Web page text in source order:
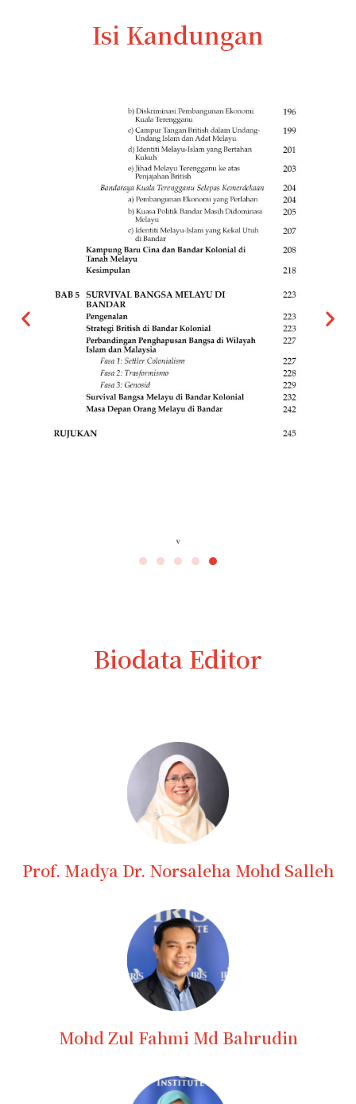
Isi Kandungan
Biodata Editor
Prof. Madya Dr. Norsaleha Mohd Salleh
Mohd Zul Fahmi Md Bahrudin